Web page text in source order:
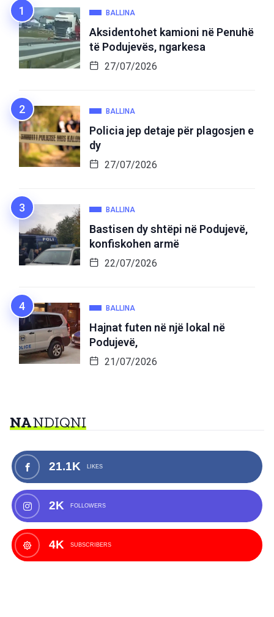
BALLINA
Aksidentohet kamioni në Penuhë
të Podujevës, ngarkesa
27/07/2026
BALLINA
Policia jep detaje për plagosjen e
dy
27/07/2026
BALLINA
Bastisen dy shtëpi në Podujevë,
konfiskohen armë
22/07/2026
BALLINA
Hajnat futen në një lokal në
Podujevë,
21/07/2026
NANDIQNI
21.1K LIKES
2K FOLLOWERS
4K SUBSCRIBERS